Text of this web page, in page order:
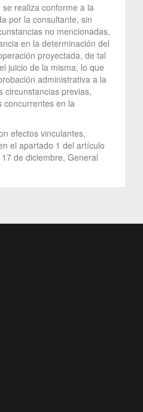
realiza conforme a la
por la consultante, sin
no mencionadas,
en la determinación del
proyectada, de tal
juicio de la misma, lo que
administrativa a la
circunstancias previas,
concurrentes en la
efectos vinculantes,
el apartado 1 del artículo
de diciembre, General